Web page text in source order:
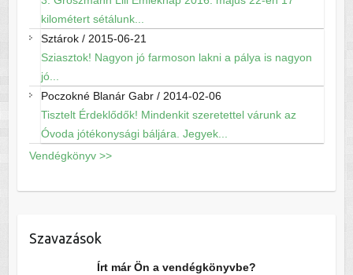
kilométert sétálunk...
Sztárok/ 2015-06-21
Sziasztok! Nagyon jó farmoson lakni a pálya is nagyon
jó...
Poczokné Blanár Gabr/ 2014-02-06
Tisztelt Érdeklődők! Mindenkit szeretettel várunk az
Óvoda jótékonysági báljára. Jegyek...
Vendégkönyv >>
Szavazások
Írt már Ön a vendégkönyvbe?